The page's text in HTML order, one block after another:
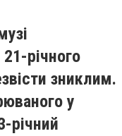
річного
зниклим.
у
річний